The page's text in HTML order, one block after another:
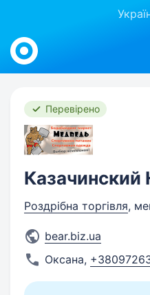
Work.ua
Перевірено
Роздрібна торгівля,
bear.biz.ua
Оксана,